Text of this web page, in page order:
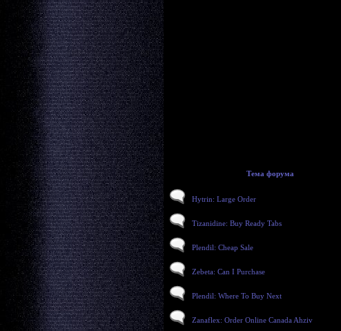
Тема форума
Hytrin: Large Order
Tizanidine: Buy Ready Tabs
Plendil: Cheap Sale
Zebeta: Can I Purchase
Plendil: Where To Buy Next
Zanaflex: Order Online Canada Ahziv